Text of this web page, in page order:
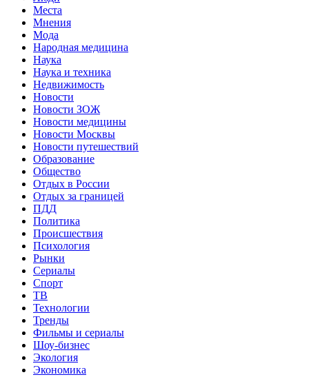
Места
Мнения
Мода
Народная медицина
Наука
Наука и техника
Недвижимость
Новости
Новости ЗОЖ
Новости медицины
Новости Москвы
Новости путешествий
Образование
Общество
Отдых в России
Отдых за границей
ПДД
Политика
Происшествия
Психология
Рынки
Сериалы
Спорт
ТВ
Технологии
Тренды
Фильмы и сериалы
Шоу-бизнес
Экология
Экономика